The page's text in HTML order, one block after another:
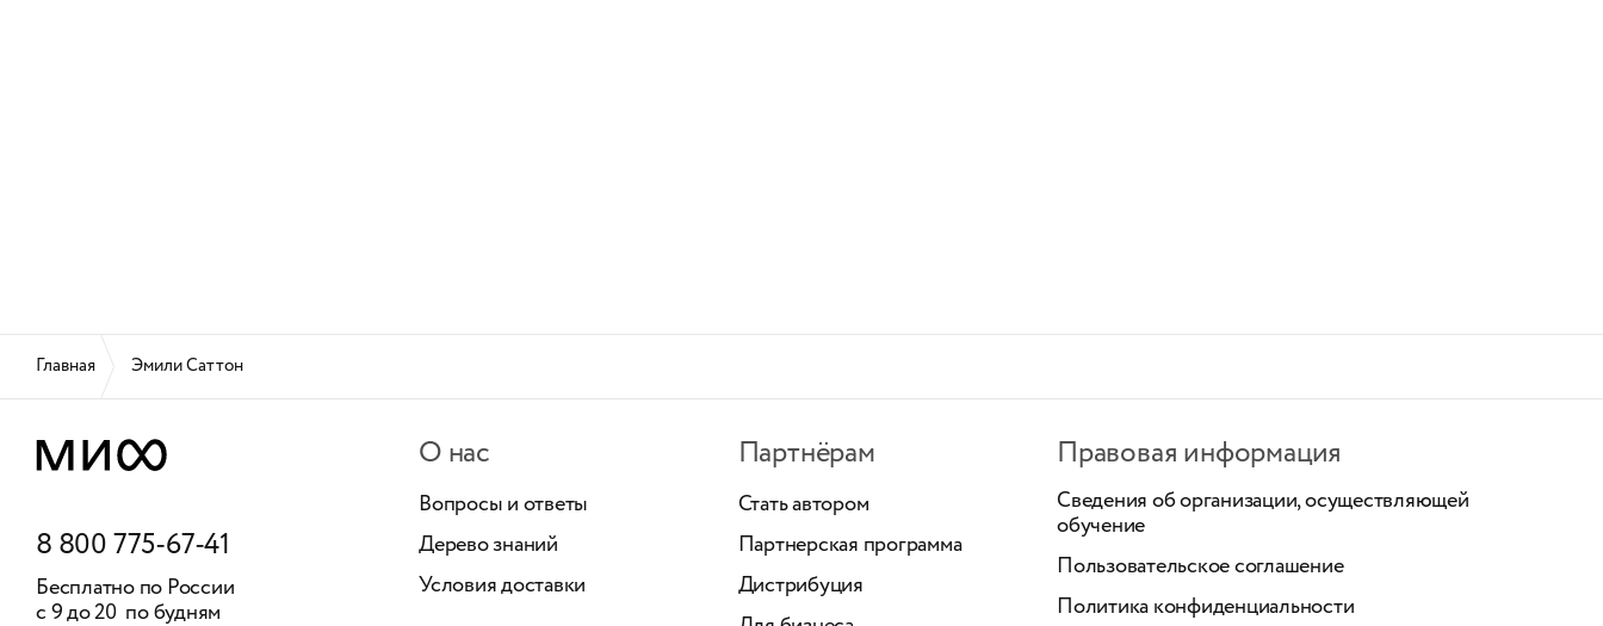
Главная Эмили Саттон
8 800 775-67-41
Бесплатно по России
с 9 до 20 по будням
О нас
Вопросы и ответы
Дерево знаний
Условия доставки
Партнёрам
Стать автором
Партнерская программа
Дистрибуция
Правовая информация
Сведения об организации, осуществляющей
обучение
Пользовательское соглашение
Политика конфиденциальности